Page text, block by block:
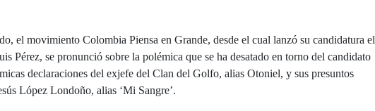
el movimiento Colombia Piensa en Grande, desde el cual lanzó su candidatura el
Pérez, se pronunció sobre la polémica que se ha desatado en torno del candidato
declaraciones del exjefe del Clan del Golfo, alias Otoniel, y sus presuntos
López Londoño, alias ‘Mi Sangre’.